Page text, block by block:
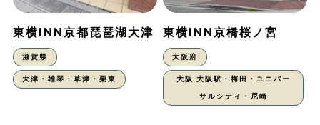
東横INN京都琵琶湖大津
滋賀県
大津・雄琴・草津・栗東
東横INN京橋桜ノ宮
大阪府
大阪 大阪駅・梅田・ユニバー
サルシティ・尼崎